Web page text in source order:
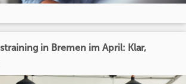
in Bremen im April: Klar,